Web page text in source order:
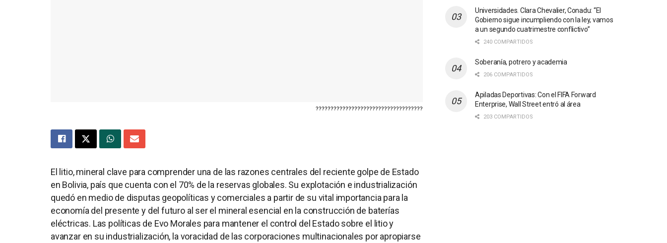
????????????????????????????????????
El litio, mineral clave para comprender una de las razones centrales del reciente golpe de Estado
en Bolivia, país que cuenta con el 70% de la reservas globales. Su explotación e industrialización
quedó en medio de disputas geopolíticas y comerciales a partir de su vital importancia para la
economía del presente y del futuro al ser el mineral esencial en la construcción de baterías
eléctricas. Las políticas de Evo Morales para mantener el control del Estado sobre el litio y
avanzar en su industrialización, la voracidad de las corporaciones multinacionales por apropiarse
Universidades. Clara Chevalier, Conadu: “El
Gobierno sigue incumpliendo con la ley, vamos
a un segundo cuatrimestre conflictivo”
240 COMPARTIDOS
Soberanía, potrero y academia
206 COMPARTIDOS
Apiladas Deportivas: Con el FIFA Forward
Enterprise, Wall Street entró al área
203 COMPARTIDOS